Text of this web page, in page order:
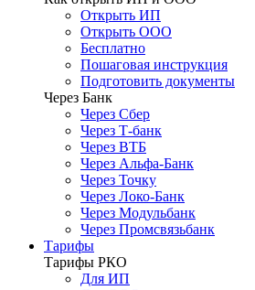
Открыть ИП
Открыть ООО
Бесплатно
Пошаговая инструкция
Подготовить документы
Через Банк
Через Сбер
Через Т-банк
Через ВТБ
Через Альфа-Банк
Через Точку
Через Локо-Банк
Через Модульбанк
Через Промсвязьбанк
Тарифы
Тарифы РКО
Для ИП